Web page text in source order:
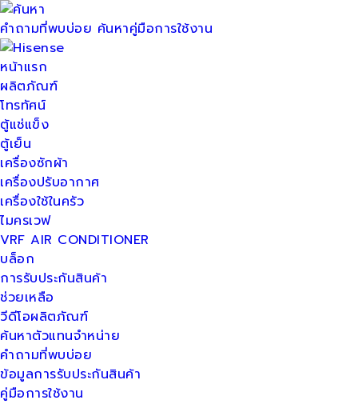
คำถามที่พบบ่อย ค้นหาคู่มือการใช้งาน
หน้าแรก
ผลิตภัณฑ์
โทรทัศน์
ตู้แช่แข็ง
ตู้เย็น
เครื่องซักผ้า
เครื่องปรับอากาศ
เครื่องใช้ในครัว
ไมครเวฟ
VRF AIR CONDITIONER
บล็อก
การรับประกันสินค้า
ช่วยเหลือ
วีดีโอผลิตภัณฑ์
ค้นหาตัวแทนจำหน่าย
คำถามที่พบบ่อย
ข้อมูลการรับประกันสินค้า
คู่มือการใช้งาน